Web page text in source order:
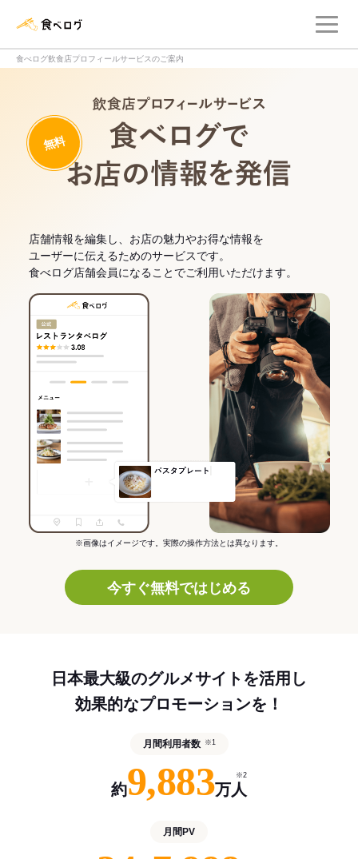
食べログ飲食店プロフィールサービスのご案内
無料
店舗情報を編集し、お店の魅力やお得な情報を
ユーザーに伝えるためのサービスです。
食べログ店舗会員になることでご利用いただけます。
※画像はイメージです。実際の操作方法とは異なります。
今すぐ無料ではじめる
日本最大級のグルメサイトを活用し
効果的なプロモーションを！
月間利用者数 ※1
約9,883万人
※2
月間PV